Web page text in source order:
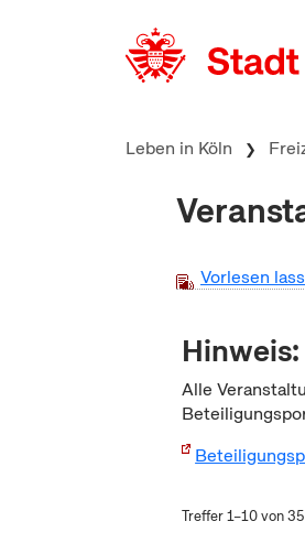
Leben in Köln
Vorlesen
Hinweis:
Alle
Treffer 1–10 von 35